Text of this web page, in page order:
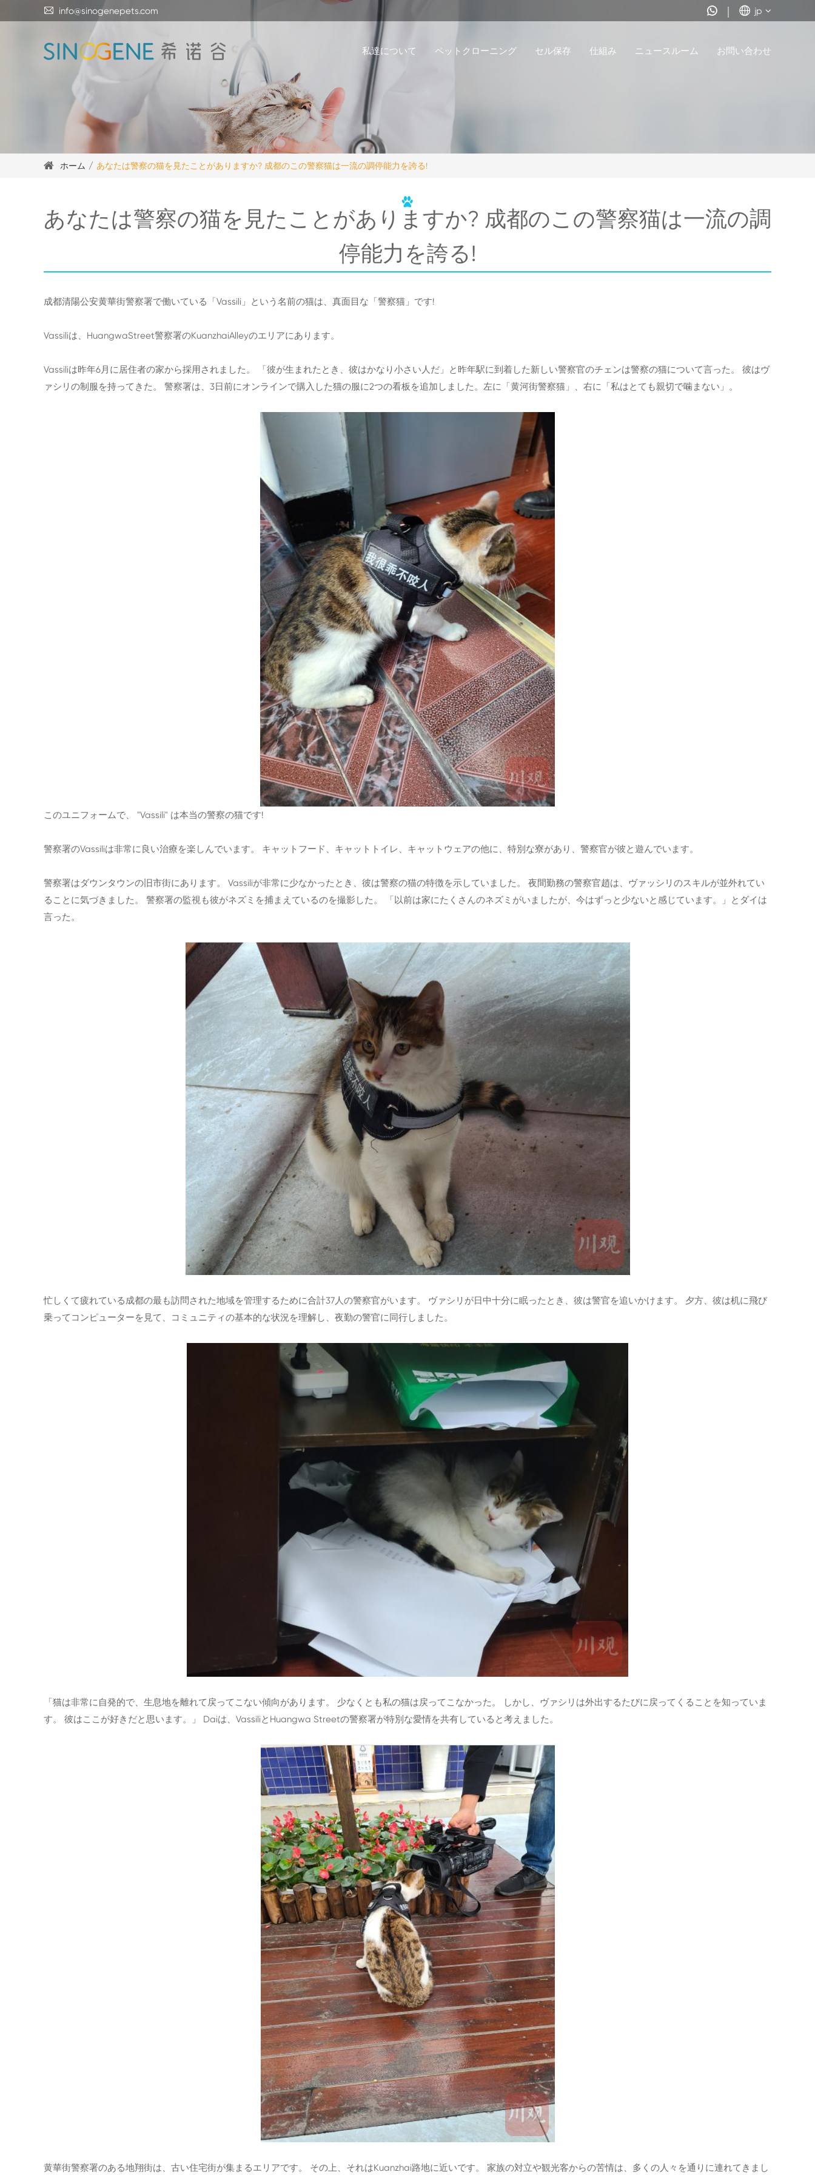
 info@sinogenepets.com   jp
私達について ペットクローニング セル保存 仕組み ニュースルーム お問い合わせ
ホーム あなたは警察の猫を見たことがありますか? 成都のこの警察猫は一流の調停能力を誇る!
あなたは警察の猫を見たことがありますか? 成都のこの警察猫は一流の調
停能力を誇る!
成都清陽公安黄華街警察署で働いている「Vassili」という名前の猫は、真面目な「警察猫」です!
Vassiliは、HuangwaStreet警察署のKuanzhaiAlleyのエリアにあります。
Vassiliは昨年6月に居住者の家から採用されました。 「彼が生まれたとき、彼はかなり小さい人だ」と昨年駅に到着した新しい警察官のチェンは警察の猫について言った。 彼はヴ
ァシリの制服を持ってきた。 警察署は、3日前にオンラインで購入した猫の服に2つの看板を追加しました。左に「黄河街警察猫」、右に「私はとても親切で噛まない」。
このユニフォームで、 "Vassili" は本当の警察の猫です!
警察署のVassiliは非常に良い治療を楽しんでいます。 キャットフード、キャットトイレ、キャットウェアの他に、特別な寮があり、警察官が彼と遊んでいます。
警察署はダウンタウンの旧市街にあります。 Vassiliが非常に少なかったとき、彼は警察の猫の特徴を示していました。 夜間勤務の警察官趙は、ヴァッシリのスキルが並外れてい
ることに気づきました。 警察署の監視も彼がネズミを捕まえているのを撮影した。 「以前は家にたくさんのネズミがいましたが、今はずっと少ないと感じています。」とダイは
言った。
忙しくて疲れている成都の最も訪問された地域を管理するために合計37人の警察官がいます。 ヴァシリが日中十分に眠ったとき、彼は警官を追いかけます。 夕方、彼は机に飛び
乗ってコンピューターを見て、コミュニティの基本的な状況を理解し、夜勤の警官に同行しました。
「猫は非常に自発的で、生息地を離れて戻ってこない傾向があります。 少なくとも私の猫は戻ってこなかった。 しかし、ヴァシリは外出するたびに戻ってくることを知っていま
す。 彼はここが好きだと思います。」 Daiは、VassiliとHuangwa Streetの警察署が特別な愛情を共有していると考えました。
黄華街警察署のある地翔街は、古い住宅街が集まるエリアです。 その上、それはKuanzhai路地に近いです。 家族の対立や観光客からの苦情は、多くの人々を通りに連れてきまし